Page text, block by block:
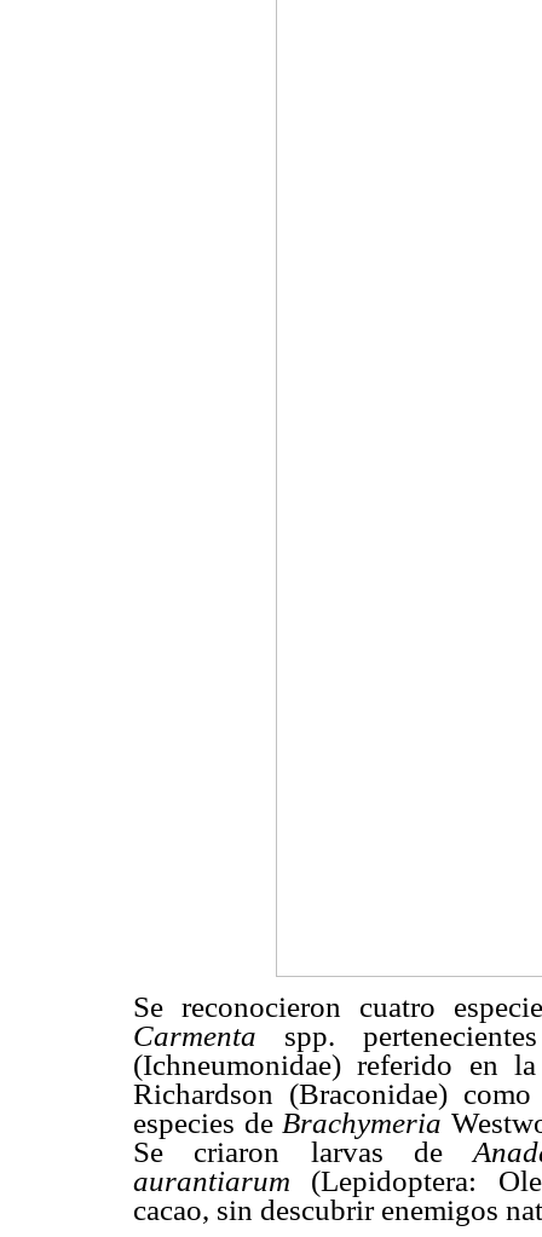
Se reconocieron cuatro
Carmenta spp.
(Ichneumonidae) referido en
Richardson (Braconidae)
especies de Brachymeria
Se criaron larvas de
aurantiarum (Lepidoptera:
cacao, sin descubrir enemigos